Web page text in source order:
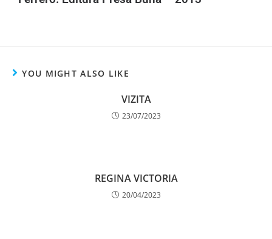
YOU MIGHT ALSO LIKE
VIZITA
23/07/2023
REGINA VICTORIA
20/04/2023